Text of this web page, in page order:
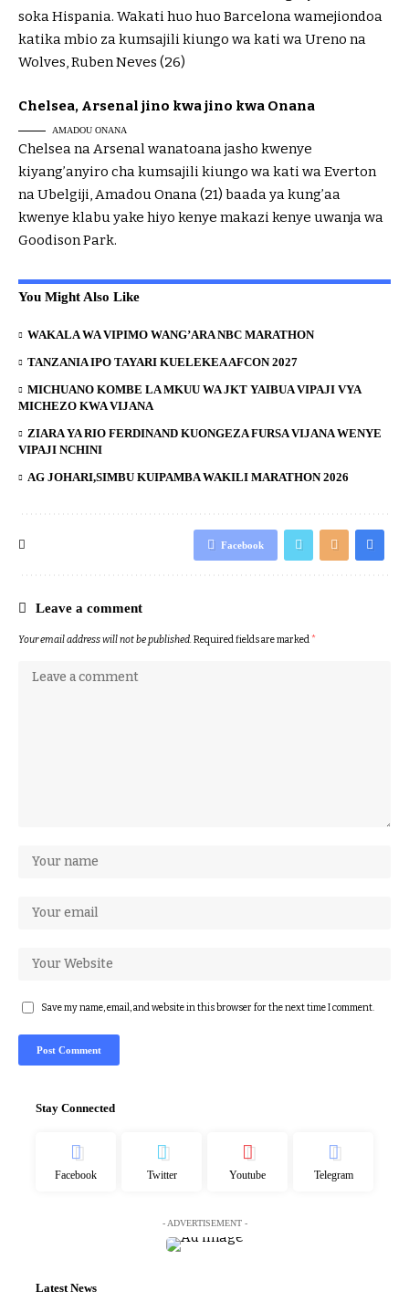
soka Hispania. Wakati huo huo Barcelona wamejiondoa
katika mbio za kumsajili kiungo wa kati wa Ureno na
Wolves, Ruben Neves (26)
Chelsea, Arsenal jino kwa jino kwa Onana
AMADOU ONANA
Chelsea na Arsenal wanatoana jasho kwenye
kiyang’anyiro cha kumsajili kiungo wa kati wa Everton
na Ubelgiji, Amadou Onana (21) baada ya kung’aa
kwenye klabu yake hiyo kenye makazi kenye uwanja wa
Goodison Park.
You Might Also Like
WAKALA WA VIPIMO WANG’ARA NBC MARATHON
TANZANIA IPO TAYARI KUELEKEA AFCON 2027
MICHUANO KOMBE LA MKUU WA JKT YAIBUA VIPAJI VYA
MICHEZO KWA VIJANA
ZIARA YA RIO FERDINAND KUONGEZA FURSA VIJANA WENYE
VIPAJI NCHINI
AG JOHARI,SIMBU KUIPAMBA WAKILI MARATHON 2026
Facebook
Leave a comment
Your email address will not be published. Required fields are marked *
Save my name, email, and website in this browser for the next time I comment.
Stay Connected
Facebook Twitter Youtube Telegram
- ADVERTISEMENT -
Latest News